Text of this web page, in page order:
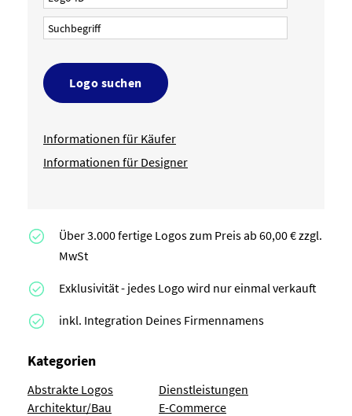
Logo suchen
Informationen für Käufer
Informationen für Designer
Über 3.000 fertige Logos zum Preis ab 60,00 € zzgl.
MwSt
Exklusivität - jedes Logo wird nur einmal verkauft
inkl. Integration Deines Firmennamens
Kategorien
Abstrakte Logos
Architektur/Bau
Dienstleistungen
E-Commerce